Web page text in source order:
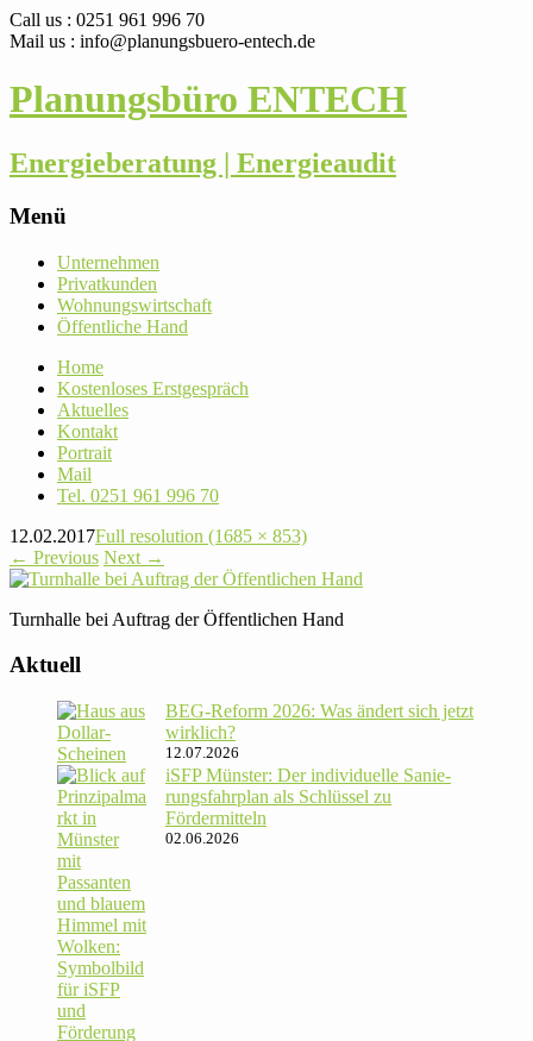
Call us : 0251 961 996 70
Mail us : info@planungsbuero-entech.de
Planungsbüro ENTECH
Energieberatung | Energieaudit
Menü
Skip
content
Unter­nehmen
Pri­vat­kunden
Woh­nungs­wirt­schaft
Öffent­liche Hand
Home
Kos­ten­loses Erstgespräch
Aktu­elles
Kontakt
Por­trait
Mail
Tel. 0251 961 996 70
12.02.2017Full resolution (1685 × 853)
← Previous Next →
Turn­halle bei Auftrag der Öffent­li­chen Hand
Aktuell
BEG-Reform 2026: Was ändert sich jetzt
wirklich?
12.07.2026
iSFP Münster: Der indi­vi­du­elle Sanie­
rungs­fahr­plan als Schlüssel zu
Fördermitteln
02.06.2026